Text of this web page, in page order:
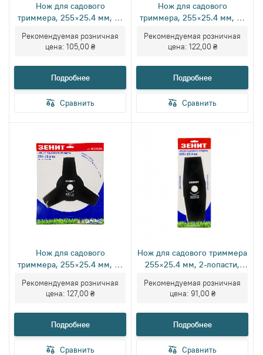
Нож для садового
триммера, 255×25.4 мм, 4-
Рекомендуемая розничная
цена: 105,00 ₴
Подробнее
Сравнить
Нож для садового
триммера, 255×25.4 мм, 3-
Рекомендуемая розничная
цена: 122,00 ₴
Подробнее
Сравнить
Нож для садового
триммера, 255×25.4 мм, 3-
Рекомендуемая розничная
цена: 127,00 ₴
Подробнее
Сравнить
Нож для садового триммера
255×25.4 мм, 2-лопасти,
Рекомендуемая розничная
цена: 91,00 ₴
Подробнее
Сравнить